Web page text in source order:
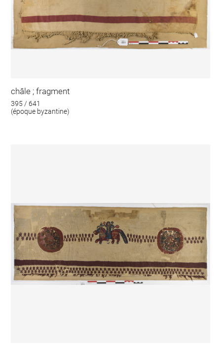
châle ; fragment
395 / 641
(époque byzantine)